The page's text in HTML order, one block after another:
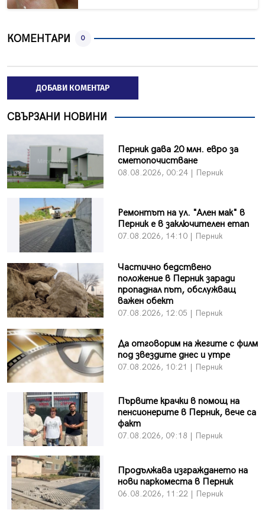
КОМЕНТАРИ 0
ДОБАВИ КОМЕНТАР
СВЪРЗАНИ НОВИНИ
Перник дава 20 млн. евро за
сметопочистване
08.08.2026, 00:24 | Перник
Ремонтът на ул. "Ален мак" в
Перник е в заключителен етап
07.08.2026, 14:10 | Перник
Частично бедствено
положение в Перник заради
пропаднал път, обслужващ
важен обект
07.08.2026, 12:05 | Перник
Да отговорим на жегите с филм
под звездите днес и утре
07.08.2026, 10:21 | Перник
Първите крачки в помощ на
пенсионерите в Перник, вече са
факт
07.08.2026, 09:18 | Перник
Продължава изграждането на
нови паркоместа в Перник
06.08.2026, 11:22 | Перник